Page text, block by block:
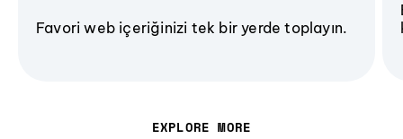
Favori web içeriğinizi tek bir yerde toplayın.
EXPLORE MORE